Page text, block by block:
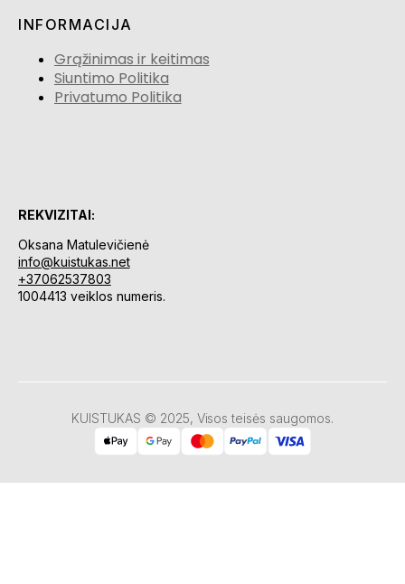
INFORMACIJA
Grąžinimas ir keitimas
Siuntimo Politika
Privatumo Politika
REKVIZITAI:
Oksana Matulevičienė
info@kuistukas.net
+37062537803
1004413 veiklos numeris.
KUISTUKAS © 2025, Visos teisės saugomos.